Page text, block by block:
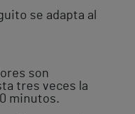
se adapta al
son
tres veces la
minutos.